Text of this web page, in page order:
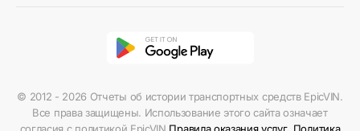
© 2012 - 2026 Отчеты об истории транспортных средств EpicVIN.
Все права защищены. Использование этого сайта означает